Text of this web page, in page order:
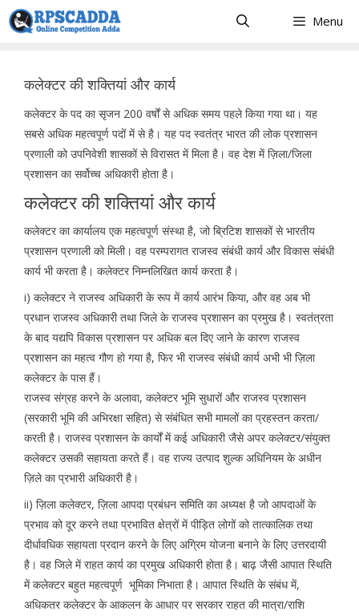
Skip
to
Menu
कलेक्टर की शक्तियां और कार्य
कलेक्टर के पद का सृजन 200 वर्षों से अधिक समय पहले किया गया था। यह
सबसे अधिक महत्वपूर्ण पदों में से है। यह पद स्वतंत्र भारत की लोक प्रशासन
प्रणाली को उपनिवेशी शासकों से विरासत में मिला है। वह देश में ज़िला/जिला
प्रशासन का सर्वोच्च अधिकारी होता है।
कलेक्टर की शक्तियां और कार्य
कलेक्टर का कार्यालय एक महत्वपूर्ण संस्था है, जो ब्रिटिश शासकों से भारतीय
प्रशासन प्रणाली को मिली। वह परम्परागत राजस्व संबंधी कार्य और विकास संबंधी
कार्य भी करता है। कलेक्टर निम्नलिखित कार्य करता है।
i) कलेक्टर ने राजस्व अधिकारी के रूप में कार्य आरंभ किया, और वह अब भी
प्रधान राजस्व अधिकारी तथा जिले के राजस्व प्रशासन का प्रमुख है। स्वतंत्रता
के बाद यद्यपि विकास प्रशासन पर अधिक बल दिए जाने के कारण राजस्व
प्रशासन का महत्व गौण हो गया है, फिर भी राजस्व संबंधी कार्य अभी भी ज़िला
कलेक्टर के पास हैं।
राजस्व संग्रह करने के अलावा, कलेक्टर भूमि सुधारों और राजस्व प्रशासन
(सरकारी भूमि की अभिरक्षा सहित) से संबंधित सभी मामलों का प्रहस्तन करता/
करती है। राजस्व प्रशासन के कार्यों में कई अधिकारी जैसे अपर कलेक्टर/संयुक्त
कलेक्टर उसकी सहायता करते हैं। वह राज्य उत्पाद शुल्क अधिनियम के अधीन
ज़िले का प्रभारी अधिकारी है।
ii) ज़िला कलेक्टर, ज़िला आपदा प्रबंधन समिति का अध्यक्ष है जो आपदाओं के
प्रभाव को दूर करने तथा प्रभावित क्षेत्रों में पीड़ित लोगों को तात्कालिक तथा
दीर्धावधिक सहायता प्रदान करने के लिए अग्रिम योजना बनाने के लिए उत्तरदायी
है। वह जिले में राहत कार्य का प्रमुख अधिकारी होता है। बाढ़ जैसी आपात स्थिति
में कलेक्टर बहुत महत्वपूर्ण भूमिका निभाता है। आपात स्थिति के संबंध में,
अधिकतर कलेक्टर के आकलन के आधार पर सरकार राहत की मात्रा/राशि